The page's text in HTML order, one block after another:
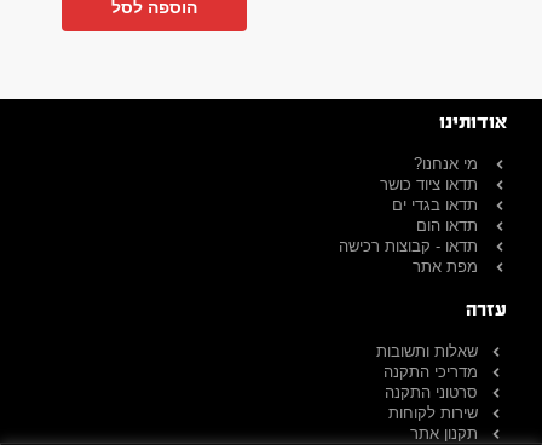
הוספה לסל
אודותינו
מי אנחנו?
תדאו ציוד כושר
תדאו בגדי ים
תדאו הום
תדאו - קבוצות רכישה
מפת אתר
עזרה
שאלות ותשובות
מדריכי התקנה
סרטוני התקנה
שירות לקוחות
תקנון אתר